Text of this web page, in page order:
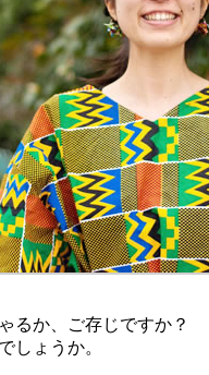
るか、ご存じですか？
しょうか。